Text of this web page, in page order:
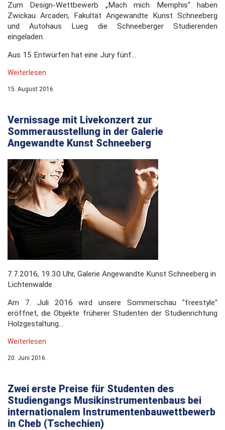
Zum Design-Wettbewerb „Mach mich Memphis“ haben
Zwickau Arcaden, Fakultät Angewandte Kunst Schneeberg
und Autohaus Lueg die Schneeberger Studierenden
eingeladen.
Aus 15 Entwürfen hat eine Jury fünf...
Weiterlesen
15. August 2016
Vernissage mit Livekonzert zur
Sommerausstellung in der Galerie
Angewandte Kunst Schneeberg
7.7.2016, 19.30 Uhr, Galerie Angewandte Kunst Schneeberg in
Lichtenwalde
Am 7. Juli 2016 wird unsere Sommerschau "freestyle"
eröffnet, die Objekte früherer Studenten der Studienrichtung
Holzgestaltung...
Weiterlesen
20. Juni 2016
Zwei erste Preise für Studenten des
Studiengangs Musikinstrumentenbaus bei
internationalem Instrumentenbauwettbewerb
in Cheb (Tschechien)